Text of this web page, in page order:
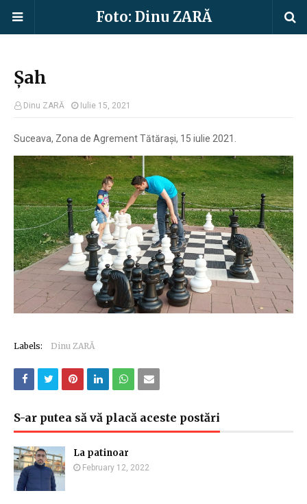
Foto: Dinu ZARĂ
Șah
Dinu ZARĂ Iulie 15, 2021
Suceava, Zona de Agrement Tătărași, 15 iulie 2021.
Labels: Dinu ZARĂ
S-ar putea să vă placă aceste postări
La patinoar
February 12, 2022